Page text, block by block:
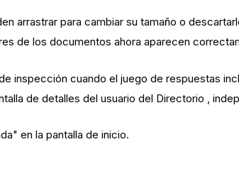
arrastrar para cambiar su tamaño o
de los documentos ahora aparecen
inspección cuando el juego de respuestas
de detalles del usuario del Directorio ,
en la pantalla de inicio.